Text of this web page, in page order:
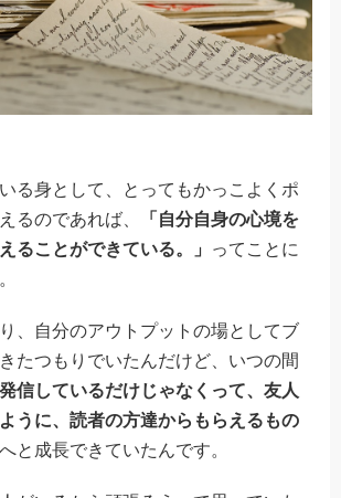
る身として、とってもかっこよくポ
るのであれば、
「自分自身の心境を
ることができている。」 ってことに
、自分のアウトプットの場としてブ
たつもりでいたんだけど、いつの間
信しているだけじゃなくって、友人
うに、読者の方達からもらえるもの
と成長できていたんです。